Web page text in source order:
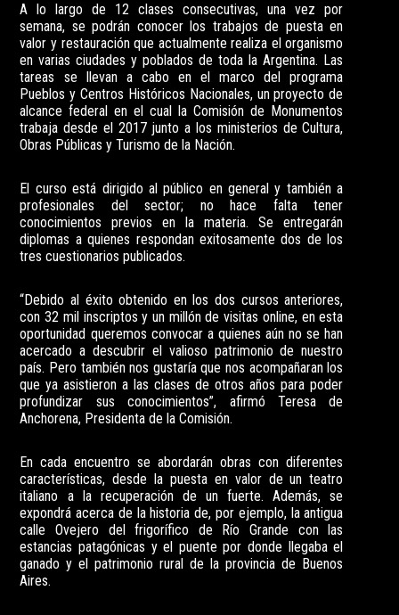
A lo largo de 12 clases consecutivas, una vez por
semana, se podrán conocer los trabajos de puesta en
valor y restauración que actualmente realiza el organismo
en varias ciudades y poblados de toda la Argentina. Las
tareas se llevan a cabo en el marco del programa
Pueblos y Centros Históricos Nacionales, un proyecto de
alcance federal en el cual la Comisión de Monumentos
trabaja desde el 2017 junto a los ministerios de Cultura,
Obras Públicas y Turismo de la Nación.
El curso está dirigido al público en general y también a
profesionales del sector; no hace falta tener
conocimientos previos en la materia. Se entregarán
diplomas a quienes respondan exitosamente dos de los
tres cuestionarios publicados.
“Debido al éxito obtenido en los dos cursos anteriores,
con 32 mil inscriptos y un millón de visitas online, en esta
oportunidad queremos convocar a quienes aún no se han
acercado a descubrir el valioso patrimonio de nuestro
país. Pero también nos gustaría que nos acompañaran los
que ya asistieron a las clases de otros años para poder
profundizar sus conocimientos”, afirmó Teresa de
Anchorena, Presidenta de la Comisión.
En cada encuentro se abordarán obras con diferentes
características, desde la puesta en valor de un teatro
italiano a la recuperación de un fuerte. Además, se
expondrá acerca de la historia de, por ejemplo, la antigua
calle Ovejero del frigorífico de Río Grande con las
estancias patagónicas y el puente por donde llegaba el
ganado y el patrimonio rural de la provincia de Buenos
Aires.